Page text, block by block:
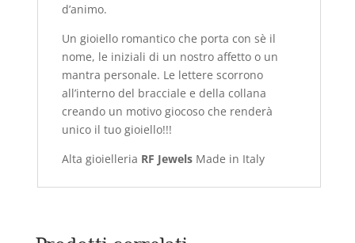
d’animo.
Un gioiello romantico che porta con sè il
nome, le iniziali di un nostro affetto o un
mantra personale. Le lettere scorrono
all’interno del bracciale e della collana
creando un motivo giocoso che renderà
unico il tuo gioiello!!!
Alta gioielleria RF Jewels Made in Italy